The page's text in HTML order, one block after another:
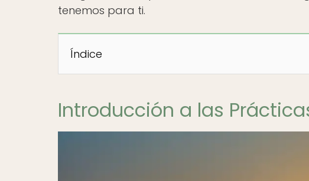
tenemos para ti.
Índice
Introducción a las